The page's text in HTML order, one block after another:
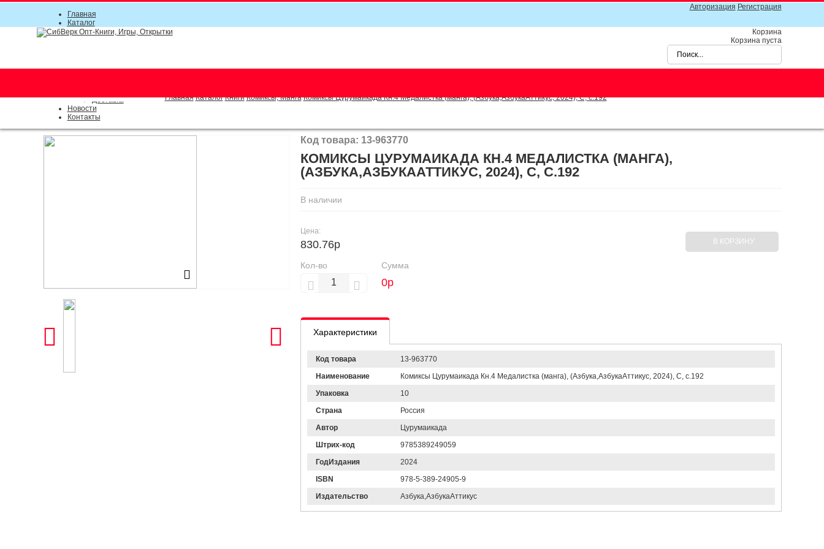
Авторизация Регистрация
Главная
Каталог
Прайс-листы
Доставка
Новости
Контакты
Корзина
Корзина пуста
Главная Каталог Книги Комиксы, Манга Комиксы Цурумаикада Кн.4 Медалистка (манга), (Азбука,АзбукаАттикус, 2024), С, c.192
Код товара: 13-963770
КОМИКСЫ ЦУРУМАИКАДА КН.4 МЕДАЛИСТКА (МАНГА),
(АЗБУКА,АЗБУКААТТИКУС, 2024), С, C.192
В наличии
Цена:
830.76р
Кол-во Сумма
0р
В КОРЗИНУ
Характеристики
Код товара
13-963770
Наименование
Комиксы Цурумаикада Кн.4 Медалистка (манга), (Азбука,АзбукаАттикус, 2024), С, c.192
Упаковка
10
Страна
Россия
Автор
Цурумаикада
Штрих-код
9785389249059
ГодИздания
2024
ISBN
978-5-389-24905-9
Издательство
Азбука,АзбукаАттикус